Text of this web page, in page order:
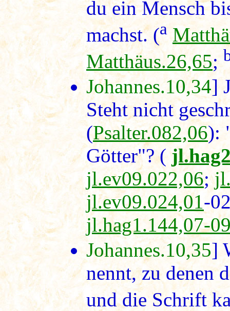
du ein Mensch
machst. (a
Matthäus.26,65;
Johannes.10,34]
Steht nicht
(Psalter.082,06):
Götter"? (
jl.ev09.022,06;
jl.ev09.024,01-
jl.hag1.144,07-
Johannes.10,35]
nennt, zu denen
und die Schrift